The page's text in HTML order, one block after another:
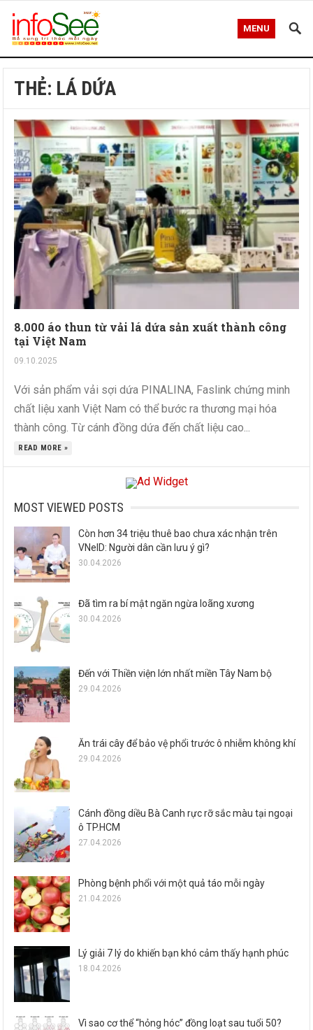
MENU
THẺ: LÁ DỨA
8.000 áo thun từ vải lá dứa sản xuất thành công
tại Việt Nam
09.10.2025
Với sản phẩm vải sợi dứa PINALINA, Faslink chứng minh
chất liệu xanh Việt Nam có thể bước ra thương mại hóa
thành công. Từ cánh đồng dứa đến chất liệu cao...
READ MORE »
MOST VIEWED POSTS
Còn hơn 34 triệu thuê bao chưa xác nhận trên
VNeID: Người dân cần lưu ý gì?
30.04.2026
Đã tìm ra bí mật ngăn ngừa loãng xương
30.04.2026
Đến với Thiền viện lớn nhất miền Tây Nam bộ
29.04.2026
Ăn trái cây để bảo vệ phổi trước ô nhiễm không khí
29.04.2026
Cánh đồng diều Bà Canh rực rỡ sắc màu tại ngoại
ô TP.HCM
27.04.2026
Phòng bệnh phổi với một quả táo mỗi ngày
21.04.2026
Lý giải 7 lý do khiến bạn khó cảm thấy hạnh phúc
18.04.2026
Vì sao cơ thể “hỏng hóc” đồng loạt sau tuổi 50?